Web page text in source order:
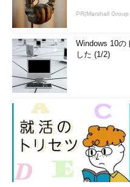
PR(Marshall Group
Windows 10の
した (1/2)